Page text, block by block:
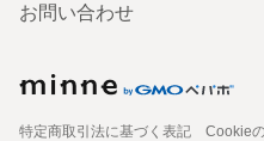
お問い合わせ
特定商取引法に基づく表記
Cookie